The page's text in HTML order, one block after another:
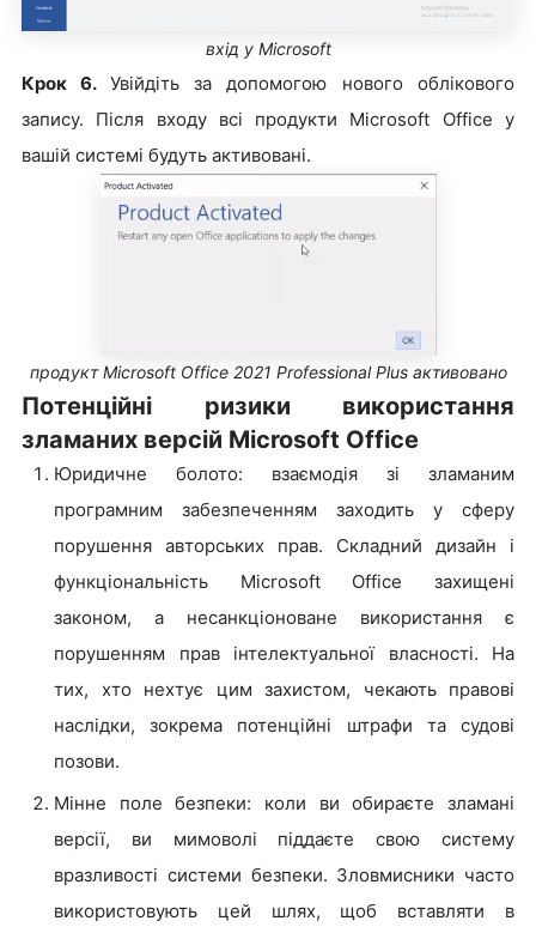
вхід у Microsoft
Крок 6. Увійдіть за допомогою нового облікового
запису. Після входу всі продукти Microsoft Office у
вашій системі будуть активовані.
продукт Microsoft Office 2021 Professional Plus активовано
Потенційні ризики використання
зламаних версій Microsoft Office
Юридичне болото: взаємодія зі зламаним
програмним забезпеченням заходить у сферу
порушення авторських прав. Складний дизайн і
функціональність Microsoft Office захищені
законом, а несанкціоноване використання є
порушенням прав інтелектуальної власності. На
тих, хто нехтує цим захистом, чекають правові
наслідки, зокрема потенційні штрафи та судові
позови.
Мінне поле безпеки: коли ви обираєте зламані
версії, ви мимоволі піддаєте свою систему
вразливості системи безпеки. Зловмисники часто
використовують цей шлях, щоб вставляти в